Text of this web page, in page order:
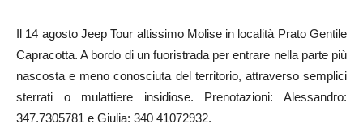
Il 14 agosto Jeep Tour altissimo Molise in località Prato Gentile
Capracotta. A bordo di un fuoristrada per entrare nella parte più
nascosta e meno conosciuta del territorio, attraverso semplici
sterrati o mulattiere insidiose. Prenotazioni: Alessandro:
347.7305781 e Giulia: 340 41072932.